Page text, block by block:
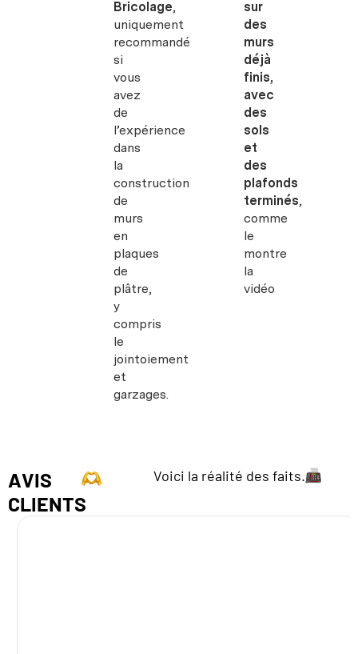
Bricolage,
uniquement
recommandé
si
vous
avez
de
l’expérience
dans
la
construction
de
murs
en
plaques
de
plâtre,
y
compris
le
jointoiement
et
garzages.
sur
des
murs
déjà
finis,
avec
des
sols
et
des
plafonds
terminés,
comme
le
montre
la
vidéo
AVIS
CLIENTS
Voici la réalité des faits.